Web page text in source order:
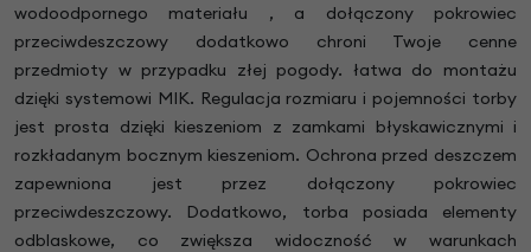
wodoodpornego materiału , a dołączony pokrowiec
przeciwdeszczowy dodatkowo chroni Twoje cenne
przedmioty w przypadku złej pogody. łatwa do montażu
dzięki systemowi MIK. Regulacja rozmiaru i pojemności torby
jest prosta dzięki kieszeniom z zamkami błyskawicznymi i
rozkładanym bocznym kieszeniom. Ochrona przed deszczem
zapewniona jest przez dołączony pokrowiec
przeciwdeszczowy. Dodatkowo, torba posiada elementy
odblaskowe, co zwiększa widoczność w warunkach